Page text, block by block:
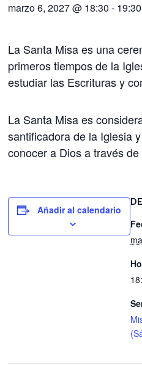
marzo 6, 2027 @ 18:30 - 19:30
La Santa Misa es una
primeros tiempos de la
estudiar las Escrituras y
La Santa Misa es
santificadora de la Iglesia
conocer a Dios a través
Añadir al calendario